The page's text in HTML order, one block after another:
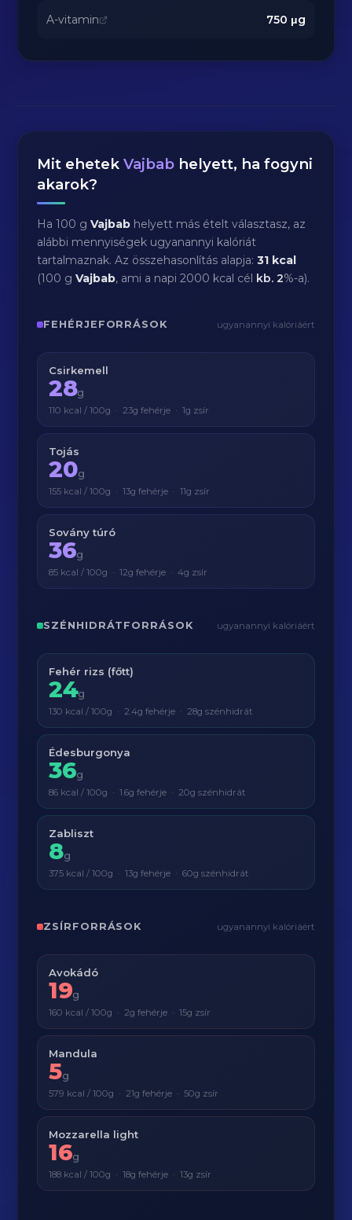
A-vitamin 750 μg
Mit ehetekVajbab helyett, ha fogyni
akarok?
Ha 100 gVajbab helyett más ételt választasz, az
alábbi mennyiségek ugyanannyi kalóriát
tartalmaznak. Az összehasonlítás alapja:31 kcal
(100 gVajbab, ami a napi 2000 kcal cél kb.2%-a).
FEHÉRJEFORRÁSOK ugyanannyi kalóriáért
Csirkemell
28g
110 kcal / 100g · 23g fehérje · 1g zsír
Tojás
20g
155 kcal / 100g · 13g fehérje · 11g zsír
Sovány túró
36g
85 kcal / 100g · 12g fehérje · 4g zsír
SZÉNHIDRÁTFORRÁSOK ugyanannyi kalóriáért
Fehér rizs (főtt)
24g
130 kcal / 100g · 2.4g fehérje · 28g szénhidrát
Édesburgonya
36g
86 kcal / 100g · 1.6g fehérje · 20g szénhidrát
Zabliszt
8g
375 kcal / 100g · 13g fehérje · 60g szénhidrát
ZSÍRFORRÁSOK ugyanannyi kalóriáért
Avokádó
19g
160 kcal / 100g · 2g fehérje · 15g zsír
Mandula
5g
579 kcal / 100g · 21g fehérje · 50g zsír
Mozzarella light
16g
188 kcal / 100g · 18g fehérje · 13g zsír